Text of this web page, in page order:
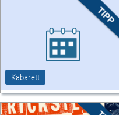
Kabarett